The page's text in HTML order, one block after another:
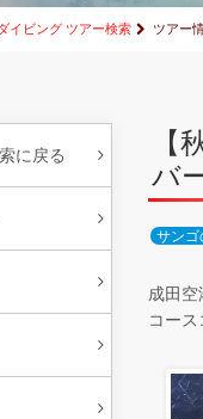
イビング ツアー検索 ツアー
に戻る
【
バ
サンゴ
成田
コー